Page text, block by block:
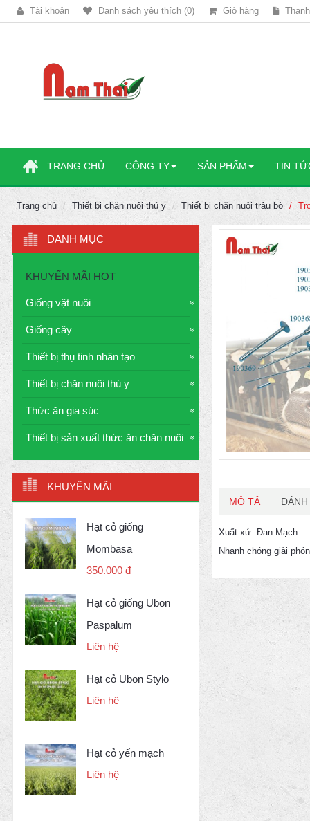
Tài khoản Danh sách yêu thích (0) Giỏ hàng
TRANG CHỦ CÔNG TY SẢN PHẨM TIN
Trang chủ Thiết bị chăn nuôi thú y Thiết bị chăn nuôi trâu bò
DANH MỤC
KHUYẾN MÃI HOT
Giống vật nuôi
Giống cây
Thiết bị thụ tinh nhân tạo
Thiết bị chăn nuôi thú y
Thức ăn gia súc
Thiết bị sản xuất thức ăn chăn nuôi
KHUYẾN MÃI
Hạt cỏ giống
Mombasa
350.000 đ
Hạt cỏ giống Ubon
Paspalum
Liên hệ
Hạt cỏ Ubon Stylo
Liên hệ
Hạt cỏ yến mạch
Liên hệ
MÔ TẢ ĐÁNH
Xuất xứ: Đan Mạch
Nhanh chóng giải